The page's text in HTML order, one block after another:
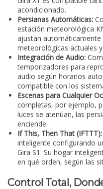
acondicionado.
Persianas Automáticas:
estación meteorológica
ajustan automáticamente
meteorológicas actuales
Integración de Audio:
temporizadores para
audio según horarios
compatible con los
Escenas para Cualquier
completas, por ejemplo,
luces se atenúan, las
enciende.
If This, Then That (IFTTT):
inteligente configurando
Gira S1. Su hogar
en qué orden, según las
Control Total,